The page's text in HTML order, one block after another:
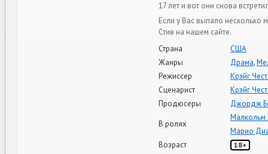
17 лет и вот они снова
Если у Вас выпало несколько
Стив на нашем сайте.
Страна
США
Жанры
Драма,
Режиссер
Крэйг
Сценарист
Крэйг
Продюсеры
Джордж
В ролях
Малкольм
Марио
Возраст
18+